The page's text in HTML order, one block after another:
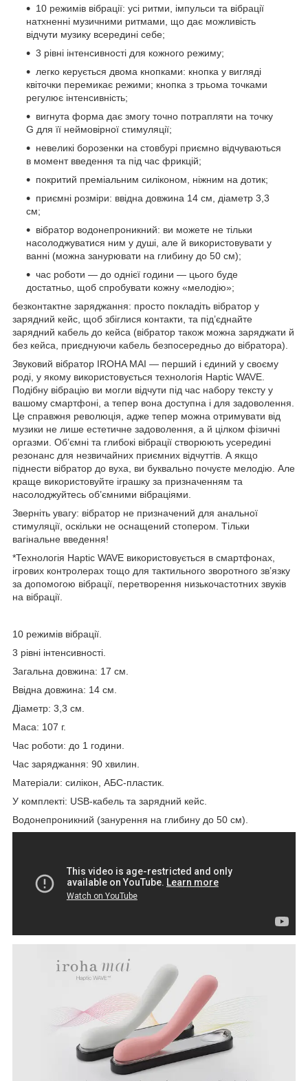
10 режимів вібрації: усі ритми, імпульси та вібрації
натхненні музичними ритмами, що дає можливість
відчути музику всередині себе;
3 рівні інтенсивності для кожного режиму;
легко керується двома кнопками: кнопка у вигляді
квіточки перемикає режими; кнопка з трьома точками
регулює інтенсивність;
вигнута форма дає змогу точно потрапляти на точку
G для її неймовірної стимуляції;
невеликі борозенки на стовбурі приємно відчуваються
в момент введення та під час фрикцій;
покритий преміальним силіконом, ніжним на дотик;
приємні розміри: ввідна довжина 14 см, діаметр 3,3
см;
вібратор водонепроникний: ви можете не тільки
насолоджуватися ним у душі, але й використовувати у
ванні (можна занурювати на глибину до 50 см);
час роботи — до однієї години — цього буде
достатньо, щоб спробувати кожну «мелодію»;
безконтактне заряджання: просто покладіть вібратор у
зарядний кейс, щоб збіглися контакти, та під’єднайте
зарядний кабель до кейса (вібратор також можна заряджати й
без кейса, приєднуючи кабель безпосередньо до вібратора).
Звуковий вібратор IROHA MAI — перший і єдиний у своєму
роді, у якому використовується технологія Haptic WAVE.
Подібну вібрацію ви могли відчути під час набору тексту у
вашому смартфоні, а тепер вона доступна і для задоволення.
Це справжня революція, адже тепер можна отримувати від
музики не лише естетичне задоволення, а й цілком фізичні
оргазми. Об’ємні та глибокі вібрації створюють усередині
резонанс для незвичайних приємних відчуттів. А якщо
піднести вібратор до вуха, ви буквально почуєте мелодію. Але
краще використовуйте іграшку за призначенням та
насолоджуйтесь об’ємними вібраціями.
Зверніть увагу: вібратор не призначений для анальної
стимуляції, оскільки не оснащений стопером. Тільки
вагінальне введення!
*Технологія Haptic WAVE використовується в смартфонах,
ігрових контролерах тощо для тактильного зворотного зв’язку
за допомогою вібрації, перетворення низькочастотних звуків
на вібрації.
10 режимів вібрації.
3 рівні інтенсивності.
Загальна довжина: 17 см.
Ввідна довжина: 14 см.
Діаметр: 3,3 см.
Маса: 107 г.
Час роботи: до 1 години.
Час заряджання: 90 хвилин.
Матеріали: силікон, АБС-пластик.
У комплекті: USB-кабель та зарядний кейс.
Водонепроникний (занурення на глибину до 50 см).